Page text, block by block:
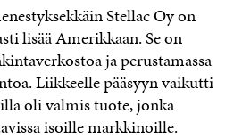
Stellac Oy on
lisää Amerikkaan. Se on
ja perustamassa
Liikkeelle pääsyyn vaikutti
oli valmis tuote, jonka
isoille markkinoille.